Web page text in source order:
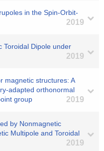
in the Spin-Orbit-
2019
Toroidal Dipole under
2019
magnetic structures: A
adapted orthonormal
group
2019
by Nonmagnetic
Multipole and Toroidal
2019